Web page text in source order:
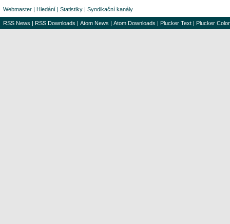
Webmaster | Hledání | Statistiky | Syndikační kanály
RSS News | RSS Downloads | Atom News | Atom Downloads | Plucker Text | Plucker Color